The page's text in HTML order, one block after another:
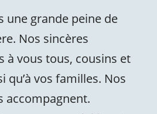
une grande peine de
Nos sincères
à vous tous, cousins et
qu’à vos familles. Nos
accompagnent.